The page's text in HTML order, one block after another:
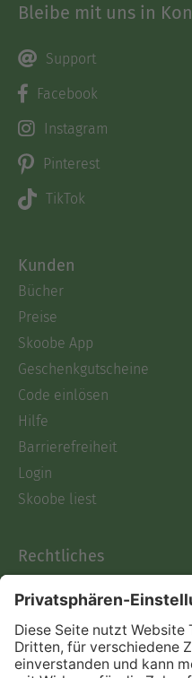
Bleibe mit uns in
Support
Facebook
Instagram
Pinterest
TikTok
Kunden
Bücher
Preise
Skoobe App
Geschenkgutscheine
Code einlösen
Hilfe
Barrierefreiheit
Login
Skoobe liest
Rechtliches
AGB
Informationen nach Data
Act